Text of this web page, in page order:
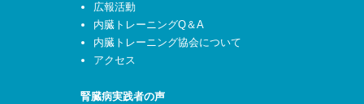
広報活動
内臓トレーニングQ＆A
内臓トレーニング協会について
アクセス
腎臓病実践者の声